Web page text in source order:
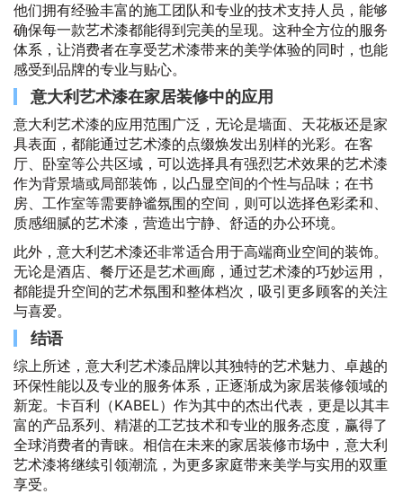
他们拥有经验丰富的施工团队和专业的技术支持人员，能够
确保每一款艺术漆都能得到完美的呈现。这种全方位的服务
体系，让消费者在享受艺术漆带来的美学体验的同时，也能
感受到品牌的专业与贴心。
意大利艺术漆在家居装修中的应用
意大利艺术漆的应用范围广泛，无论是墙面、天花板还是家
具表面，都能通过艺术漆的点缀焕发出别样的光彩。在客
厅、卧室等公共区域，可以选择具有强烈艺术效果的艺术漆
作为背景墙或局部装饰，以凸显空间的个性与品味；在书
房、工作室等需要静谧氛围的空间，则可以选择色彩柔和、
质感细腻的艺术漆，营造出宁静、舒适的办公环境。
此外，意大利艺术漆还非常适合用于高端商业空间的装饰。
无论是酒店、餐厅还是艺术画廊，通过艺术漆的巧妙运用，
都能提升空间的艺术氛围和整体档次，吸引更多顾客的关注
与喜爱。
结语
综上所述，意大利艺术漆品牌以其独特的艺术魅力、卓越的
环保性能以及专业的服务体系，正逐渐成为家居装修领域的
新宠。卡百利（KABEL）作为其中的杰出代表，更是以其丰
富的产品系列、精湛的工艺技术和专业的服务态度，赢得了
全球消费者的青睐。相信在未来的家居装修市场中，意大利
艺术漆将继续引领潮流，为更多家庭带来美学与实用的双重
享受。